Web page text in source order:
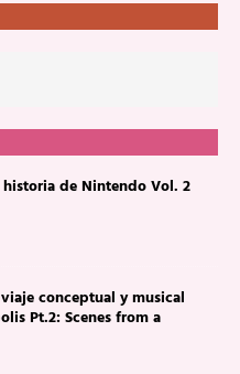
historia de Nintendo Vol. 2
conceptual y musical
Pt.2: Scenes from a